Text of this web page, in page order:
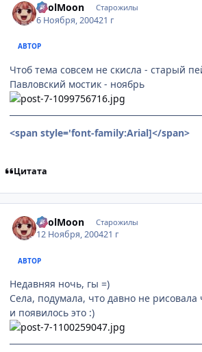
FoolMoon Старожилы
6 Ноября, 200421 г
АВТОР
Чтоб тема совсем не скисла - старый
Павловский мостик - ноябрь
<span style='font-family:Arial]</span>
Цитата
FoolMoon Старожилы
12 Ноября, 200421 г
АВТОР
Недавняя ночь, гы =)
Села, подумала, что давно не рисовала
и появилось это :)